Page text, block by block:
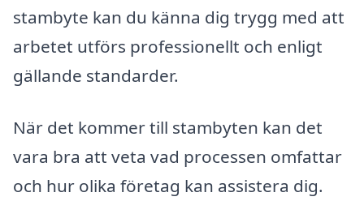
stambyte kan du känna dig trygg med att
arbetet utförs professionellt och enligt
gällande standarder.
När det kommer till stambyten kan det
vara bra att veta vad processen omfattar
och hur olika företag kan assistera dig.